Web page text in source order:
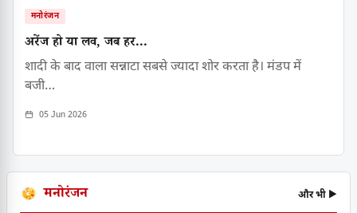
मनोरंजन
अरेंज हो या लव, जब हर...
शादी के बाद वाला सन्नाटा सबसे ज्यादा शोर करता है। मंडप में
बजी…
05 Jun 2026
मनोरंजन और भी ▶